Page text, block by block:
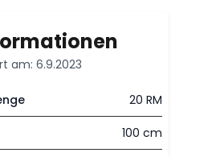
am: 6.9.2023
20 RM
100 cm